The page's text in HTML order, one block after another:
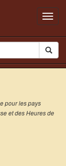
pour les pays
et des Heures de